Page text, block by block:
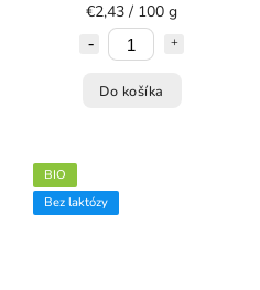
€2,43 / 100 g
Do košíka
BIO
Bez laktózy